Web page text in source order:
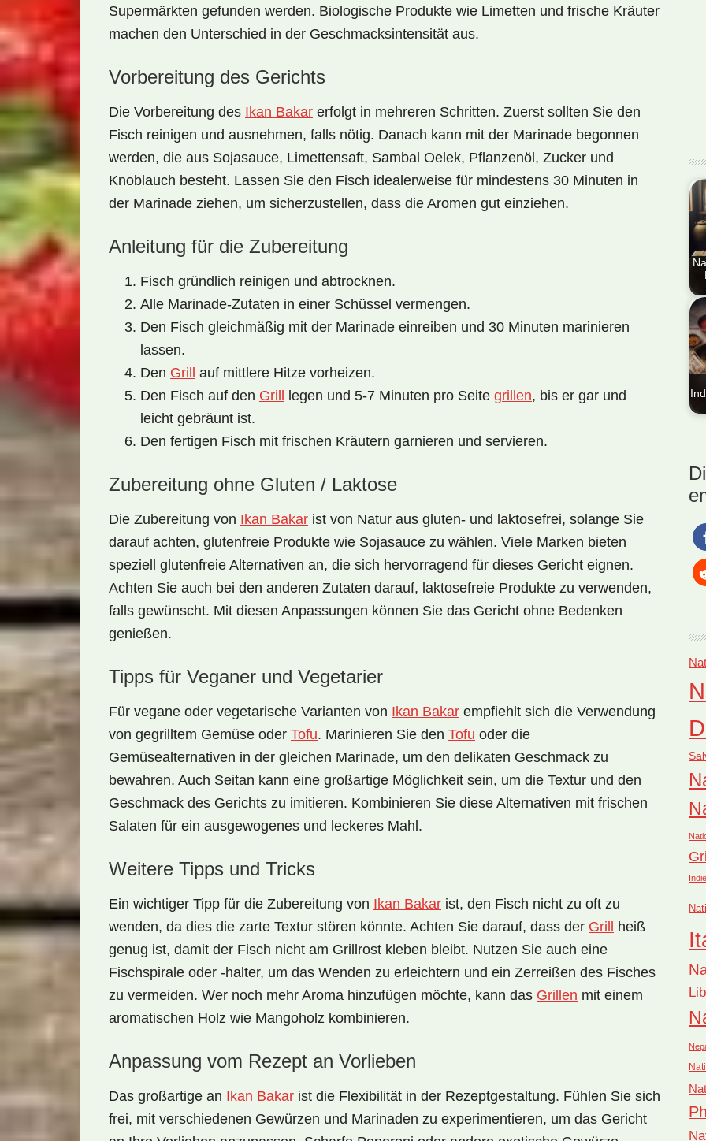
Supermärkten gefunden werden. Biologische Produkte wie Limetten und frische Kräuter
machen den Unterschied in der Geschmacksintensität aus.
Vorbereitung des Gerichts
Die Vorbereitung des Ikan Bakar erfolgt in mehreren Schritten. Zuerst sollten Sie den
Fisch reinigen und ausnehmen, falls nötig. Danach kann mit der Marinade begonnen
werden, die aus Sojasauce, Limettensaft, Sambal Oelek, Pflanzenöl, Zucker und
Knoblauch besteht. Lassen Sie den Fisch idealerweise für mindestens 30 Minuten in
der Marinade ziehen, um sicherzustellen, dass die Aromen gut einziehen.
Anleitung für die Zubereitung
Fisch gründlich reinigen und abtrocknen.
Alle Marinade-Zutaten in einer Schüssel vermengen.
Den Fisch gleichmäßig mit der Marinade einreiben und 30 Minuten marinieren
lassen.
Den Grill
auf mittlere Hitze vorheizen.
Den Fisch auf den Grill legen und 5-7 Minuten pro Seite grillen, bis er gar und
leicht gebräunt ist.
Den fertigen Fisch mit frischen Kräutern garnieren und servieren.
Zubereitung ohne Gluten / Laktose
Die Zubereitung von Ikan Bakar ist von Natur aus gluten- und laktosefrei, solange Sie
darauf achten, glutenfreie Produkte wie Sojasauce zu wählen. Viele Marken bieten
speziell glutenfreie Alternativen an, die sich hervorragend für dieses Gericht eignen.
Achten Sie auch bei den anderen Zutaten darauf, laktosefreie Produkte zu verwenden,
falls gewünscht. Mit diesen Anpassungen können Sie das Gericht ohne Bedenken
genießen.
Tipps für Veganer und Vegetarier
Für vegane oder vegetarische Varianten von Ikan Bakar empfiehlt sich die Verwendung
von gegrilltem Gemüse oder Tofu. Marinieren Sie den Tofu oder die
Gemüsealternativen in der gleichen Marinade, um den delikaten Geschmack zu
bewahren. Auch Seitan kann eine großartige Möglichkeit sein, um die Textur und den
Geschmack des Gerichts zu imitieren. Kombinieren Sie diese Alternativen mit frischen
Salaten für ein ausgewogenes und leckeres Mahl.
Weitere Tipps und Tricks
Ein wichtiger Tipp für die Zubereitung von Ikan Bakar ist, den Fisch nicht zu oft zu
wenden, da dies die zarte Textur stören könnte. Achten Sie darauf, dass der Grill
heiß
genug ist, damit der Fisch nicht am Grillrost kleben bleibt. Nutzen Sie auch eine
Fischspirale oder -halter, um das Wenden zu erleichtern und ein Zerreißen des Fisches
zu vermeiden. Wer noch mehr Aroma hinzufügen möchte, kann das Grillen mit einem
aromatischen Holz wie Mangoholz kombinieren.
Anpassung vom Rezept an Vorlieben
Das großartige an Ikan Bakar ist die Flexibilität in der Rezeptgestaltung. Fühlen Sie sich
frei, mit verschiedenen Gewürzen und Marinaden zu experimentieren, um das Gericht